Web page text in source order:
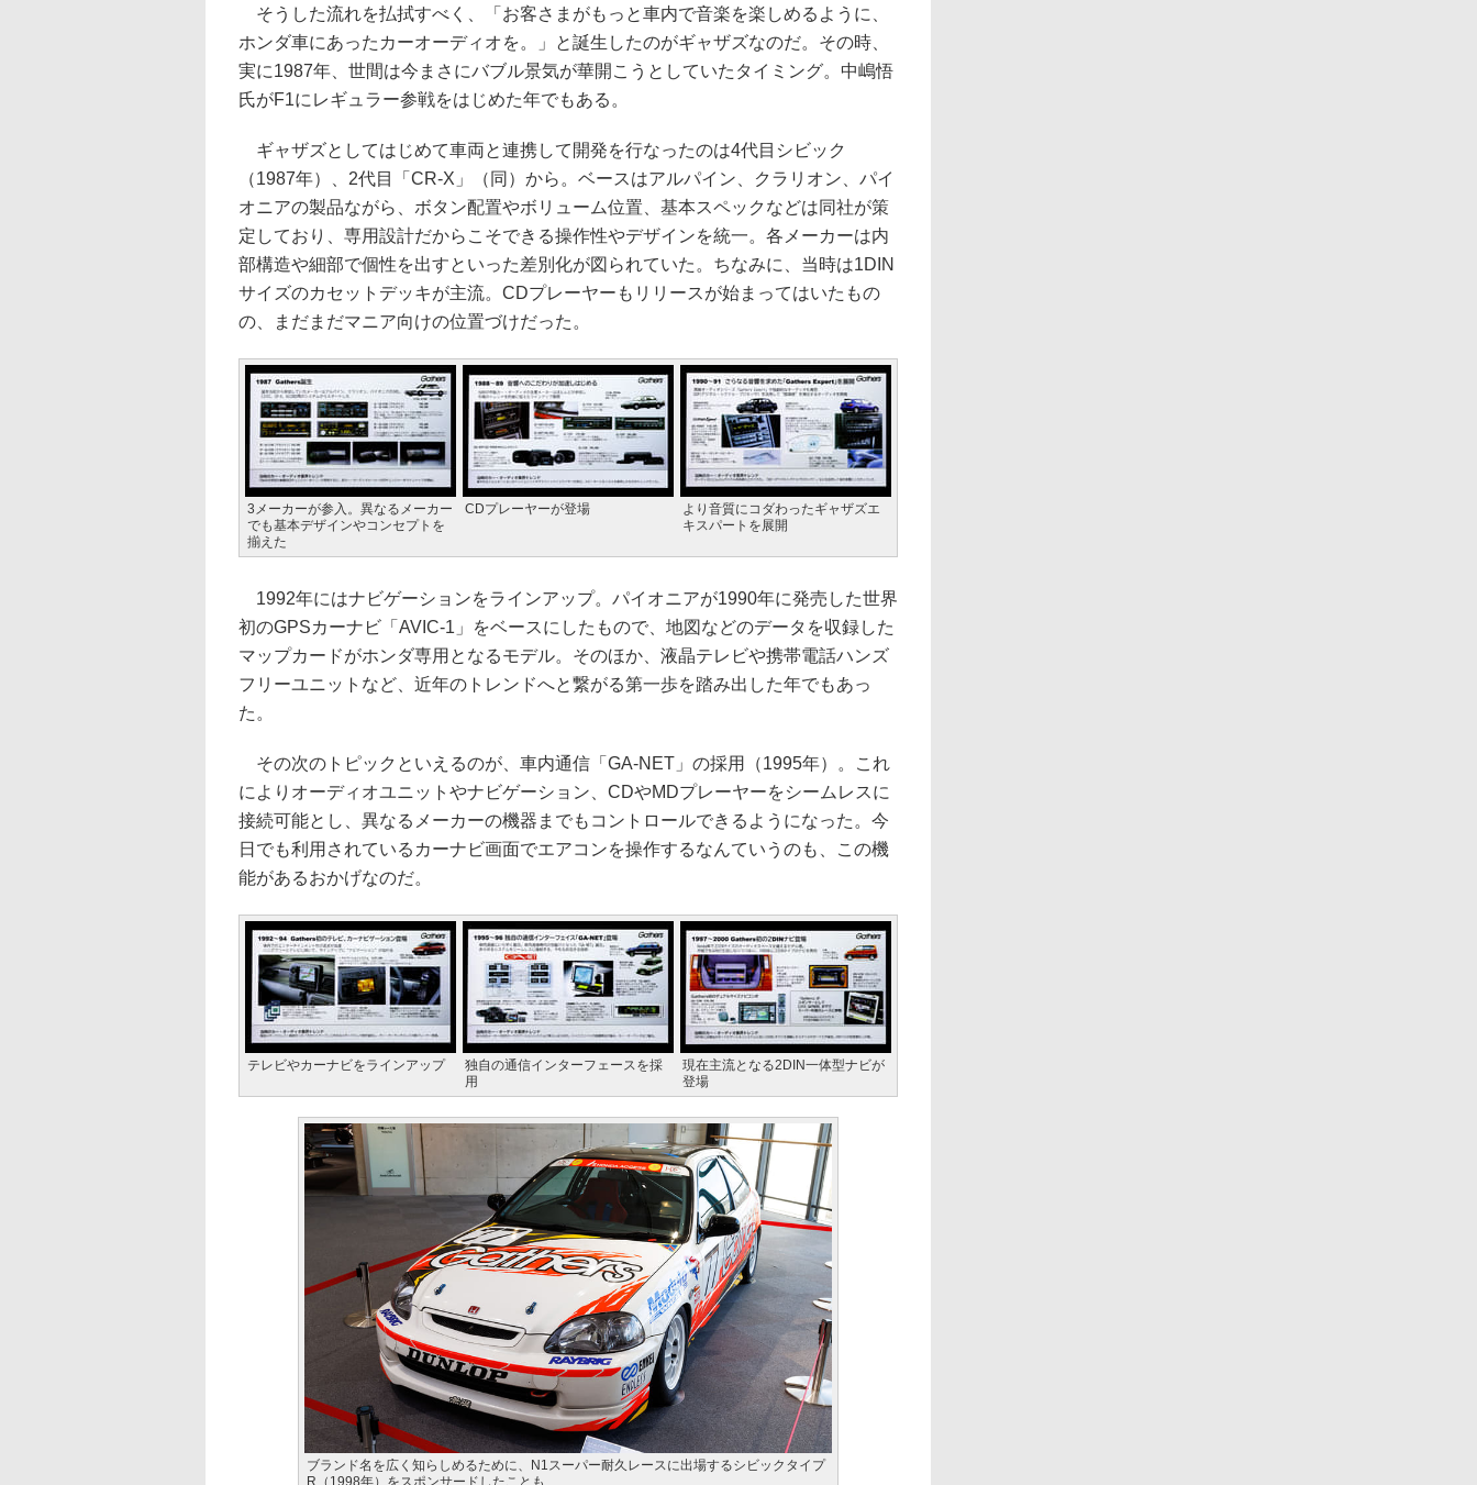
そうした流れを払拭すべく、「お客さまがもっと車内で音楽を楽しめるように、
ホンダ車にあったカーオーディオを。」と誕生したのがギャザズなのだ。その時、
実に1987年、世間は今まさにバブル景気が華開こうとしていたタイミング。中嶋悟
氏がF1にレギュラー参戦をはじめた年でもある。
ギャザズとしてはじめて車両と連携して開発を行なったのは4代目シビック
（1987年）、2代目「CR-X」（同）から。ベースはアルパイン、クラリオン、パイ
オニアの製品ながら、ボタン配置やボリューム位置、基本スペックなどは同社が策
定しており、専用設計だからこそできる操作性やデザインを統一。各メーカーは内
部構造や細部で個性を出すといった差別化が図られていた。ちなみに、当時は1DIN
サイズのカセットデッキが主流。CDプレーヤーもリリースが始まってはいたもの
の、まだまだマニア向けの位置づけだった。
3メーカーが参入。異なるメーカー
でも基本デザインやコンセプトを
揃えた
CDプレーヤーが登場
より音質にコダわったギャザズエ
キスパートを展開
1992年にはナビゲーションをラインアップ。パイオニアが1990年に発売した世界
初のGPSカーナビ「AVIC-1」をベースにしたもので、地図などのデータを収録した
マップカードがホンダ専用となるモデル。そのほか、液晶テレビや携帯電話ハンズ
フリーユニットなど、近年のトレンドへと繋がる第一歩を踏み出した年でもあっ
た。
その次のトピックといえるのが、車内通信「GA-NET」の採用（1995年）。これ
によりオーディオユニットやナビゲーション、CDやMDプレーヤーをシームレスに
接続可能とし、異なるメーカーの機器までもコントロールできるようになった。今
日でも利用されているカーナビ画面でエアコンを操作するなんていうのも、この機
能があるおかげなのだ。
テレビやカーナビをラインアップ
独自の通信インターフェースを採
用
現在主流となる2DIN一体型ナビが
登場
ブランド名を広く知らしめるために、N1スーパー耐久レースに出場するシビックタイプ
R（1998年）をスポンサードしたことも